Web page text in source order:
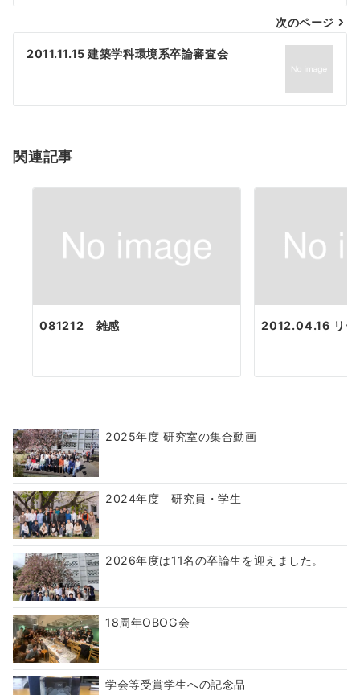
ビ
ゲ
シ
ン
次のページ
2011.11.15 建築学科環境系卒論審査会
関連記事
081212 雑感 2012.04.16 リー
2025年度 研究室の集合動画
2024年度 研究員・学生
2026年度は11名の卒論生を迎えました。
18周年OBOG会
学会等受賞学生への記念品